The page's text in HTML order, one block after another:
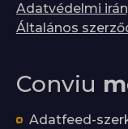
Adatvédelmi
Általános
Conviu
Adatfeed-